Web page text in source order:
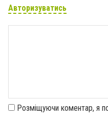
Авторизуватись
Розміщуючи коментар, я